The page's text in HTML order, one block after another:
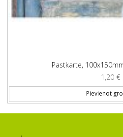
Pastkarte,
1,20 €
Pievienot